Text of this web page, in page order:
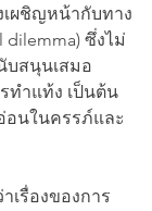
เผชิญหน้ากับทาง
dilemma) ซึ่งไม่
บสนุนเสมอ
ทำแท้ง เป็นต้น
อนในครรภ์และ
เรื่องของการ